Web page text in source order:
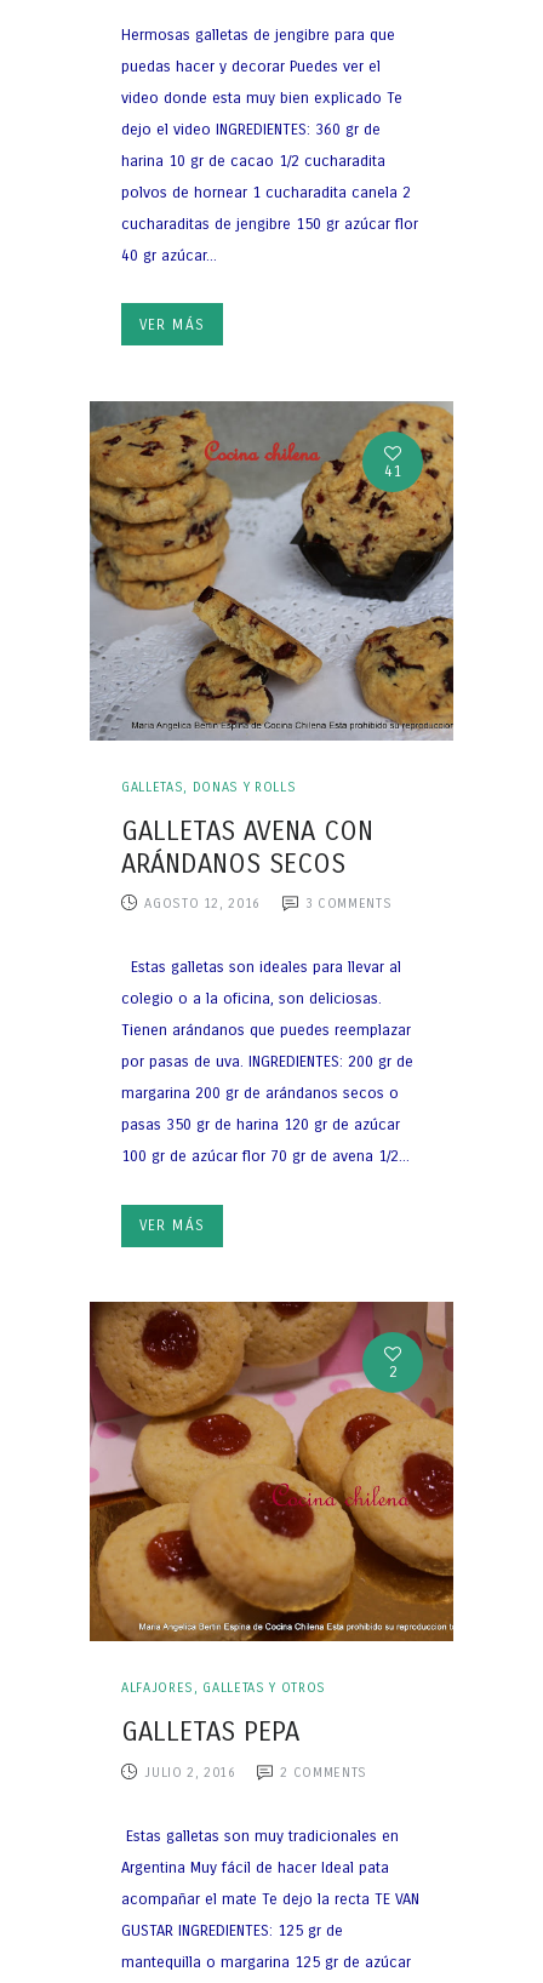
Hermosas galletas de jengibre para que
puedas hacer y decorar Puedes ver el
video donde esta muy bien explicado Te
dejo el video INGREDIENTES: 360 gr de
harina 10 gr de cacao 1/2 cucharadita
polvos de hornear 1 cucharadita canela 2
cucharaditas de jengibre 150 gr azúcar flor
40 gr azúcar...
VER MÁS
41
GALLETAS, DONAS Y ROLLS
GALLETAS AVENA CON
ARÁNDANOS SECOS
AGOSTO 12, 2016 3 COMMENTS
Estas galletas son ideales para llevar al
colegio o a la oficina, son deliciosas.
Tienen arándanos que puedes reemplazar
por pasas de uva. INGREDIENTES: 200 gr de
margarina 200 gr de arándanos secos o
pasas 350 gr de harina 120 gr de azúcar
100 gr de azúcar flor 70 gr de avena 1/2...
VER MÁS
2
ALFAJORES, GALLETAS Y OTROS
GALLETAS PEPA
JULIO 2, 2016 2 COMMENTS
Estas galletas son muy tradicionales en
Argentina Muy fácil de hacer Ideal pata
acompañar el mate Te dejo la recta TE VAN
GUSTAR INGREDIENTES: 125 gr de
mantequilla o margarina 125 gr de azúcar